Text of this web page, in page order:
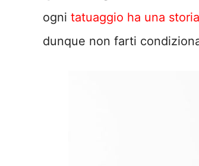
ogni tatuaggio ha una
dunque non farti